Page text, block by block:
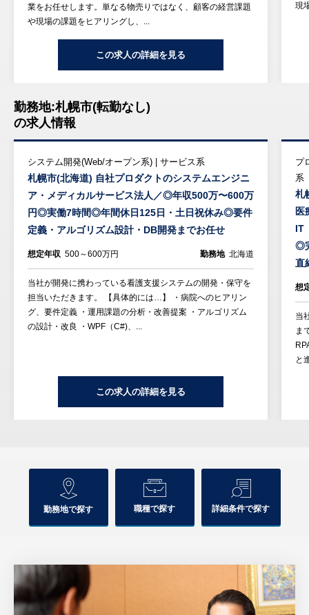
業をお任せします。単なる物売りではなく、顧客の経営課題
や現場の課題をヒアリングし、...
この求人の詳細を見る
現
勤務地:札幌市(転勤なし)
の求人情報
システム開発(Web/オープン系) | サービス系
札幌市(北海道) 自社プロダクトのシステムエンジニ
ア・メディカルサービス法人／◎年収500万〜600万
円◎実働7時間◎年間休日125日・土日祝休み◎要件
定義・アルゴリズム設計・DB開発までお任せ
想定年収 500～600万円 勤務地 北海道
当社が開発に携わっている看護支援システムの開発・保守を
担当いただきます。 【具体的には…】 ・病院へのヒアリン
グ、要件定義 ・運用課題の分析・改善提案 ・アルゴリズム
の設計・改良 ・WPF（C#)、...
この求人の詳細を見る
プ
系
札
医
IT
◎
直
想
当
ま
と
勤務地で探す 職種で探す 詳細条件で探す